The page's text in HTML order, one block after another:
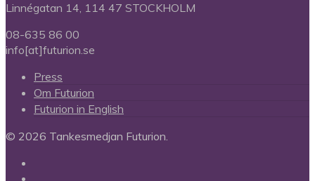
Linnégatan 14, 114 47 STOCKHOLM
08-635 86 00
info[at]futurion.se
Press
Om Futurion
Futurion in English
© 2026 Tankesmedjan Futurion.